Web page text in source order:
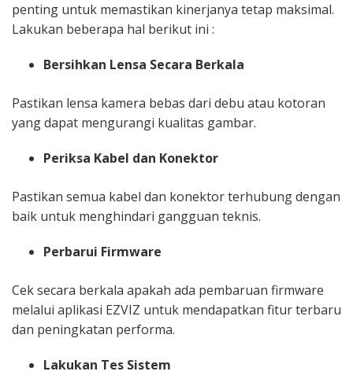
penting untuk memastikan kinerjanya tetap maksimal.
Lakukan beberapa hal berikut ini :
Bersihkan Lensa Secara Berkala
Pastikan lensa kamera bebas dari debu atau kotoran
yang dapat mengurangi kualitas gambar.
Periksa Kabel dan Konektor
Pastikan semua kabel dan konektor terhubung dengan
baik untuk menghindari gangguan teknis.
Perbarui Firmware
Cek secara berkala apakah ada pembaruan firmware
melalui aplikasi EZVIZ untuk mendapatkan fitur terbaru
dan peningkatan performa.
Lakukan Tes Sistem